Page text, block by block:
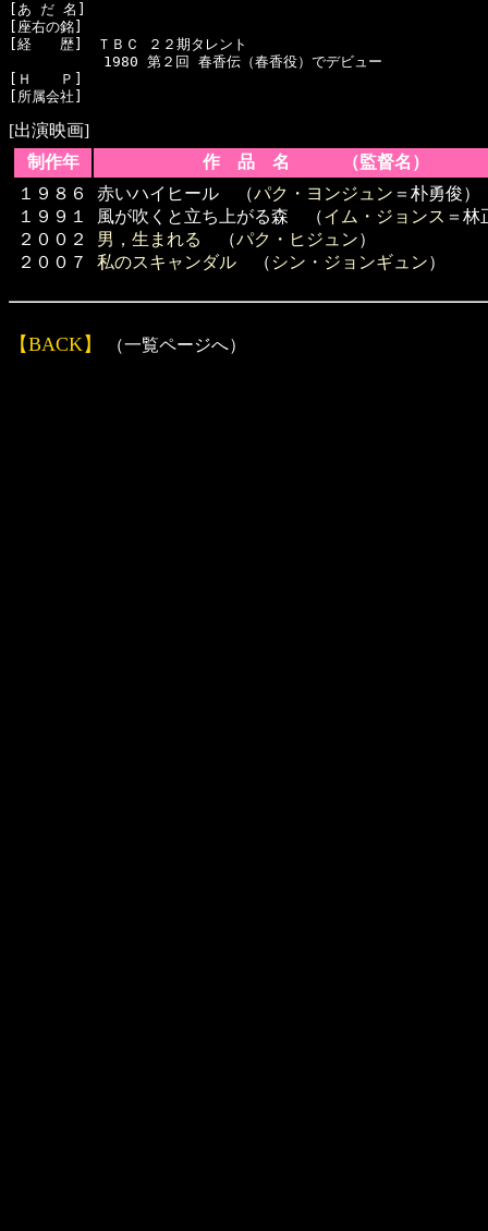
[あ だ 名]
[座右の銘]
[経　　歴]　ＴＢＣ ２２期タレント
      　　　1980 第２回 春香伝（春香役）でデビュー
[Ｈ　　Ｐ]
[出演映画]
制作年
作 品 名 （監督名）
１９８６
１９９１
２００２
２００７
赤いハイヒール （パク・ヨンジュン ＝朴勇俊）
風が吹くと立ち上がる森 （イム・ジョンス ＝林
男，生まれる
（パク・ヒジュン）
私のスキャンダル （ シン・ジョンギュン）
【BACK】 （一覧ページへ）